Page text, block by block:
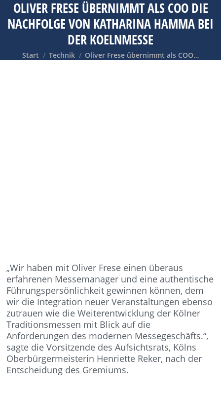
OLIVER FRESE ÜBERNIMMT ALS COO DIE
NACHFOLGE VON KATHARINA HAMMA BEI
DER KOELNMESSE
Sie befinden sich hier:
Start Technik Oliver Frese übernimmt als COO…
„Wir haben mit Oliver Frese einen überaus
erfahrenen Messemanager und eine authentische
Führungspersönlichkeit gewinnen können, dem
wir die Integration neuer Veranstaltungen ebenso
zutrauen wie die Weiterentwicklung der Kölner
Traditionsmessen mit Blick auf die
Anforderungen des modernen Messegeschäfts.“,
sagte die Vorsitzende des Aufsichtsrats, Kölns
Oberbürgermeisterin Henriette Reker, nach der
Entscheidung des Gremiums.